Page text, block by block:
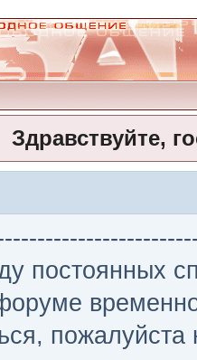
Здравствуйте,
постоянных